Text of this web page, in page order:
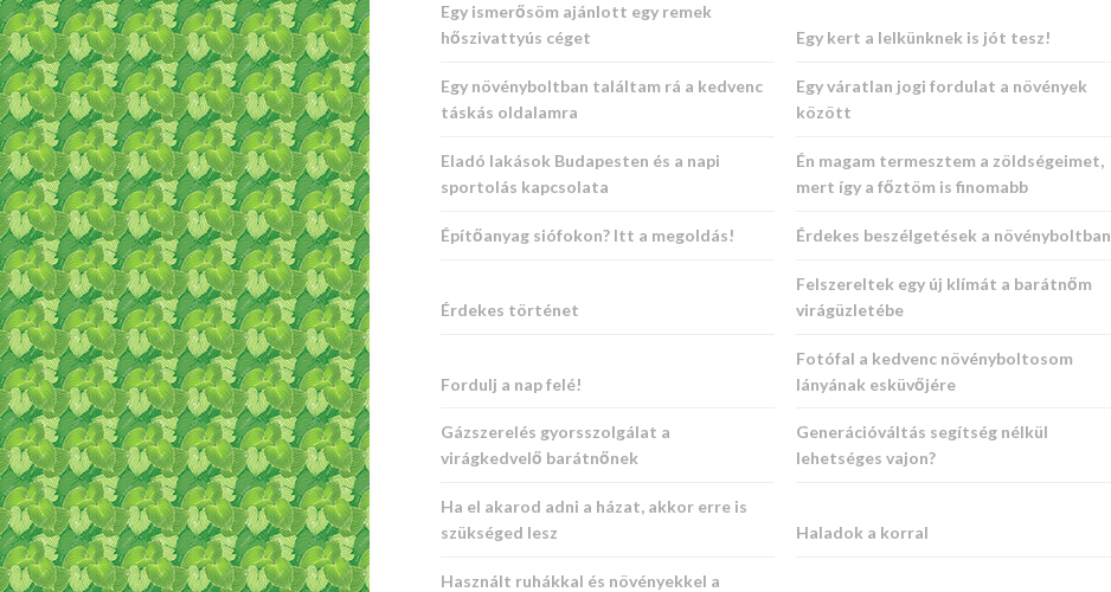
Egy ismerősöm ajánlott egy remek
hőszivattyús céget
Egy kert a lelkünknek is jót tesz!
Egy növényboltban találtam rá a kedvenc
táskás oldalamra
Egy váratlan jogi fordulat a növények
között
Eladó lakások Budapesten és a napi
sportolás kapcsolata
Én magam termesztem a zöldségeimet,
mert így a főztöm is finomabb
Építőanyag siófokon? Itt a megoldás! Érdekes beszélgetések a növényboltban
Érdekes történet
Felszereltek egy új klímát a barátnőm
virágüzletébe
Fordulj a nap felé!
Fotófal a kedvenc növényboltosom
lányának esküvőjére
Gázszerelés gyorsszolgálat a
virágkedvelő barátnőnek
Generációváltás segítség nélkül
lehetséges vajon?
Ha el akarod adni a házat, akkor erre is
szükséged lesz
Haladok a korral
Használt ruhákkal és növényekkel a